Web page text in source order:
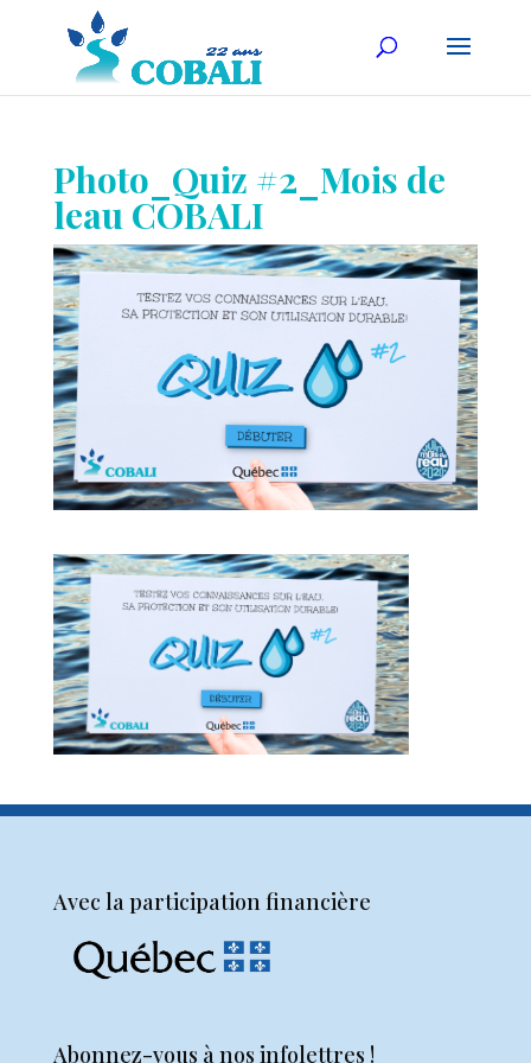
Photo_Quiz #2_Mois de
leau COBALI
Avec la participation financière
Abonnez-vous à nos infolettres !